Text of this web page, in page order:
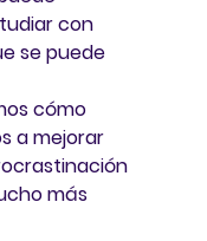
con
se puede
cómo
a mejorar
más